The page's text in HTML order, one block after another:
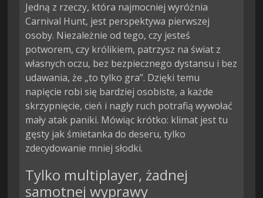
Jedną z rzeczy, która najmocniej wyróżnia
Carnival Hunt, jest perspektywa pierwszej
osoby. Niezależnie od tego, czy jesteś
potworem, czy królikiem, patrzysz na świat z
własnych oczu, bez bezpiecznego dystansu i bez
udawania, że „to tylko gra”. Dzięki temu
napięcie robi się bardziej osobiste, a każde
skrzypnięcie, cień i nagły ruch potrafią wywołać
mały atak paniki. Mówiąc krótko: klimat jest tu
gęsty jak śmietanka do deseru, tylko
zdecydowanie mniej słodki.
Tylko multiplayer, żadnej
samotnej wyprawy